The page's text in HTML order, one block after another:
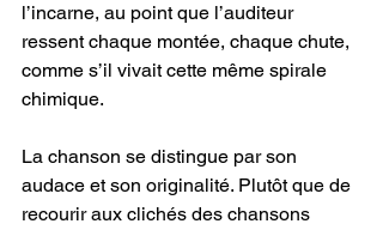
l’incarne, au point que l’auditeur
ressent chaque montée, chaque chute,
comme s’il vivait cette même spirale
chimique.
La chanson se distingue par son
audace et son originalité. Plutôt que de
recourir aux clichés des chansons